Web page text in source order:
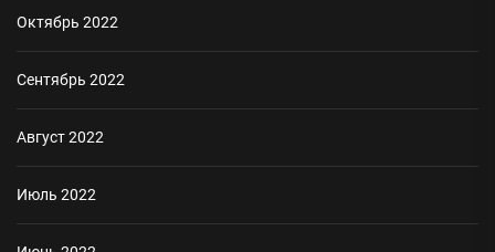
Октябрь 2022
Сентябрь 2022
Август 2022
Июль 2022